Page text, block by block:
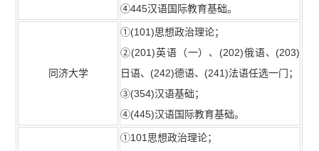
④445汉语国际教育基础。
同济大学
①(101)思想政治理论；
②(201)英语（一）、(202)俄语、(203)
日语、(242)德语、(241)法语任选一门；
③(354)汉语基础；
④(445)汉语国际教育基础。
①101思想政治理论；